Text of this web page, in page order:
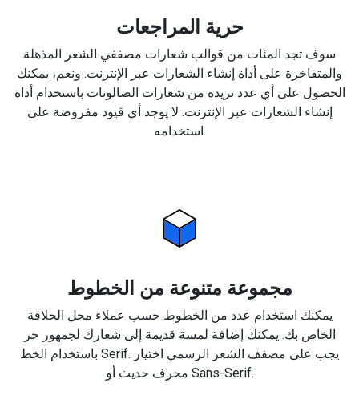
حرية المراجعات
سوف تجد المئات من قوالب شعارات مصففي الشعر المذهلة
والمتفاخرة على أداة إنشاء الشعارات عبر الإنترنت. ونعم، يمكنك
الحصول على أي عدد تريده من شعارات الصالونات باستخدام أداة
إنشاء الشعارات عبر الإنترنت. لا يوجد أي قيود مفروضة على
استخدامه.
مجموعة متنوعة من الخطوط
يمكنك استخدام عدد من الخطوط حسب عملاء محل الحلاقة
الخاص بك. يمكنك إضافة لمسة قديمة إلى شعارك لجمهور حر
باستخدام الخط Serif. يجب على مصفف الشعر الرسمي اختيار
محرف حديث أو Sans-Serif.